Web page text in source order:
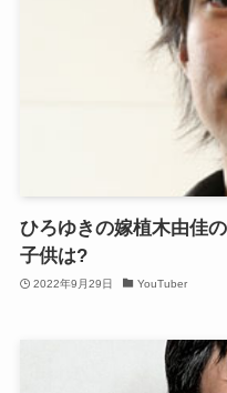
ひろゆきの嫁植木由佳
子供は?
2022年9月29日 YouTuber